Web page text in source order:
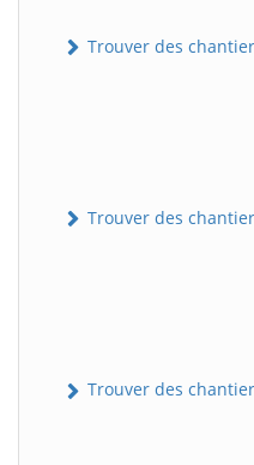
Trouver des
Trouver des
Trouver des